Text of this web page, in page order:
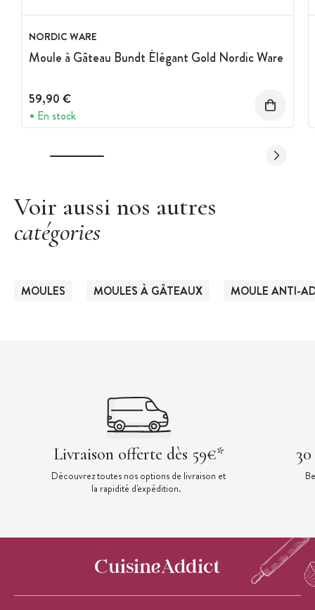
NORDIC WARE
Moule à Gâteau Bundt Élégant Gold Nordic Ware
59,90 €
En stock
Voir aussi nos autres
catégories
MOULES MOULES À GÂTEAUX MOULE ANTI-
Livraison offerte dès 59€*
Découvrez toutes nos options de livraison et
la rapidité d'expédition.